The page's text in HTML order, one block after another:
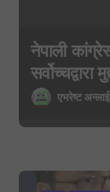
नेपाली
पुरानोएभरेष्ट